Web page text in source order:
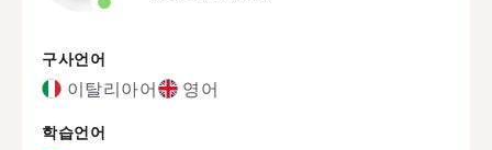
구사언어
이탈리아어 영어
학습언어